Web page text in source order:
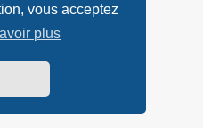
vous acceptez
plus